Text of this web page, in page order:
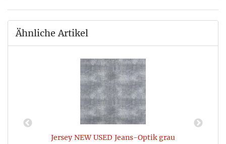
Ähnliche Artikel
Jersey NEW USED Jeans-Optik grau